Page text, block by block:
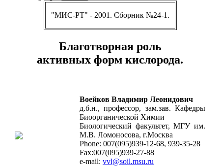
"МИС-РТ" - 2001. Сборник №24-1.
Благотворная роль
активных форм кислорода.
Воейков Владимир Леонидович
д.б.н., профессор, зам.зав. Кафедры
Биоорганической Химии
Биологический факультет, МГУ им.
М.В. Ломоносова, г.Москва
Phone: 007(095)939-12-68, 939-35-28
Fax:007(095)939-27-88
e-mail: vvl@soil.msu.ru